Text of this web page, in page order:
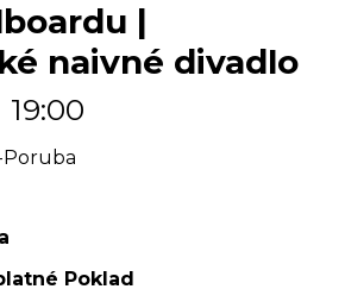
|
naivné divadlo
19:00
Poruba
Poklad